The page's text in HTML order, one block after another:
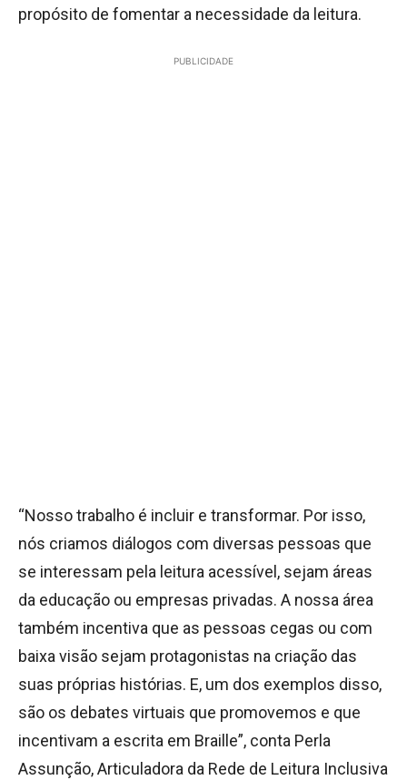
propósito de fomentar a necessidade da leitura.
PUBLICIDADE
“Nosso trabalho é incluir e transformar. Por isso,
nós criamos diálogos com diversas pessoas que
se interessam pela leitura acessível, sejam áreas
da educação ou empresas privadas. A nossa área
também incentiva que as pessoas cegas ou com
baixa visão sejam protagonistas na criação das
suas próprias histórias. E, um dos exemplos disso,
são os debates virtuais que promovemos e que
incentivam a escrita em Braille”, conta Perla
Assunção, Articuladora da Rede de Leitura Inclusiva